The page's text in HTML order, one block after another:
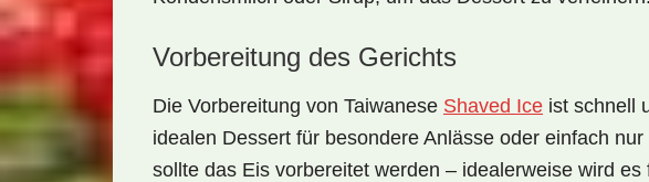
Vorbereitung des Gerichts
Die Vorbereitung von Taiwanese Shaved Ice ist schnell
idealen Dessert für besondere Anlässe oder einfach
sollte das Eis vorbereitet werden – idealerweise wird